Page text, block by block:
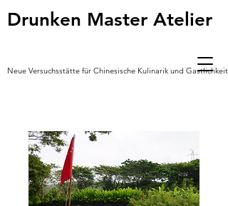
Drunken Master Atelier
Neue Versuchsstätte für Chinesische Kulinarik und Gastlichkeit *